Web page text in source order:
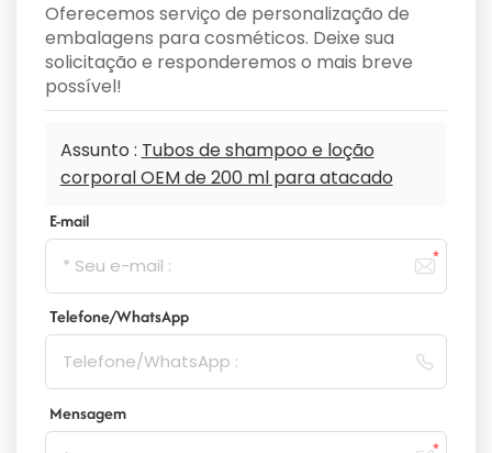
Oferecemos serviço de personalização de
embalagens para cosméticos. Deixe sua
solicitação e responderemos o mais breve
possível!
Assunto : Tubos de shampoo e loção
corporal OEM de 200 ml para atacado
E-mail
Telefone/WhatsApp
Mensagem